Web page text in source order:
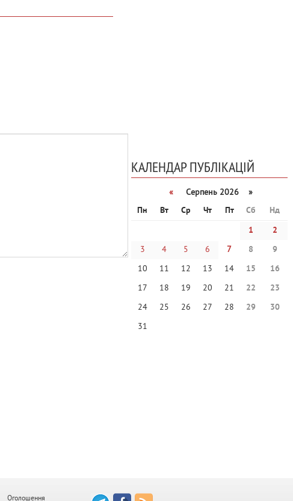
КАЛЕНДАР ПУБЛІКАЦІЙ
«
Серпень 2026 »
Пн
Вт Ср Чт Пт Сб
Нд
1
2
3
4 5 6 7 8
9
10
11 12 13 14 15
16
17
18 19 20 21 22
23
24
25 26 27 28 29
30
31
Оголошення